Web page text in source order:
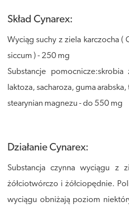
Skład Cynarex:
Wyciąg suchy z ziela karczocha (
siccum ) - 250 mg
Substancje pomocnicze:skrobia
laktoza, sacharoza, guma arabska,
stearynian magnezu - do 550 mg
Działanie Cynarex:
Substancja czynna wyciągu z
żółciotwórczo i żółciopędnie.
wyciągu obniżają poziom